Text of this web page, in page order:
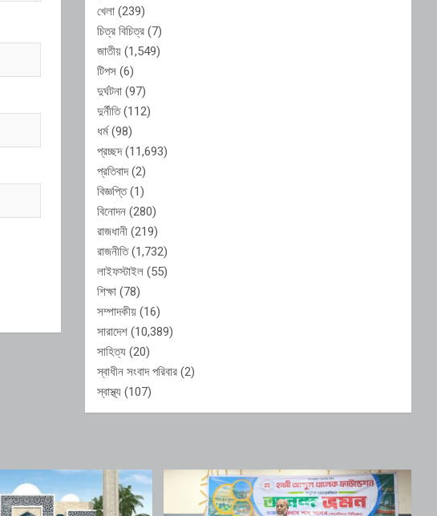
খেলা (239)
চিত্র বিচিত্র (7)
জাতীয় (1,549)
টিপস (6)
দুর্ঘটনা (97)
দুর্নীতি(112)
ধর্ম(98)
প্রচ্ছদ(11,693)
প্রতিবাদ(2)
বিজ্ঞপ্তি(1)
বিনোদন (280)
রাজধানী (219)
রাজনীতি(1,732)
লাইফস্টাইল (55)
শিক্ষা (78)
সম্পাদকীয় (16)
সারাদেশ (10,389)
সাহিত্য (20)
স্বাধীন সংবাদ পরিবার (2)
স্বাস্থ্য (107)